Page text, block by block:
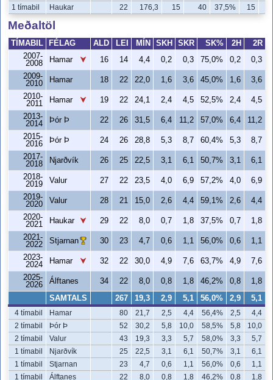
1 tímabil
Haukar 22 176,3 15 40 37,5% 15
Meðaltöl
TÍMABIL FÉLAG ALD LEI MÍN SKH SKR SK% 2H
2R
2007-
2008
Hamar 16 14 4,4 0,2 0,3 75,0% 0,2 0,3
2009-
2010
Hamar 18 22 22,0 1,6 3,6 45,0% 1,6 3,6
2010-
2011
Hamar 19 22 24,1 2,4 4,5 52,5% 2,4 4,5
2013-
2014
Þór Þ 22 26 31,5 6,4 11,2 57,0% 6,4 11,2
2015-
2016
Þór Þ 24 26 28,8 5,3 8,7 60,4% 5,3 8,7
2017-
2018
Njarðvík 26 25 22,5 3,1 6,1 50,7% 3,1 6,1
2018-
2019
Valur 27 22 23,5 4,0 6,9 57,2% 4,0 6,9
2019-
2020
Valur 28 21 15,0 2,6 4,4 59,1% 2,6 4,4
2020-
2021
Haukar 29 22 8,0 0,7 1,8 37,5% 0,7 1,8
2021-
2022
Stjarnan 30 23 4,7 0,6 1,1 56,0% 0,6 1,1
2023-
2024
Hamar 32 22 30,0 4,9 7,6 63,7% 4,9 7,6
2025-
2026
Álftanes 34 22 8,0 0,8 1,8 46,2% 0,8 1,8
SAMTALS 267 19,3 2,9 5,1 56,0% 2,9 5,1
4 tímabil Hamar 80 21,7 2,5 4,4 56,4% 2,5 4,4
2 tímabil
Þór Þ 52 30,2 5,8 10,0 58,5% 5,8 10,0
2 tímabil
Valur 43 19,3 3,3 5,7 58,0% 3,3 5,7
1 tímabil
Njarðvík 25 22,5 3,1 6,1 50,7% 3,1 6,1
1 tímabil
Stjarnan 23 4,7 0,6 1,1 56,0% 0,6 1,1
1 tímabil
Álftanes 22 8,0 0,8 1,8 46,2% 0,8 1,8